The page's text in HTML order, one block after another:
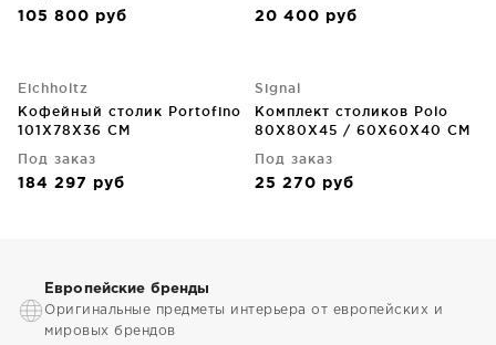
105 800 руб 20 400 руб
Eichholtz
Кофейный столик Portofino
101X78X36 CM
Под заказ
184 297 руб
Signal
Комплект столиков Polo
80X80X45 / 60X60X40 CM
Под заказ
25 270 руб
Европейские бренды
Оригинальные предметы интерьера от европейских и
мировых брендов